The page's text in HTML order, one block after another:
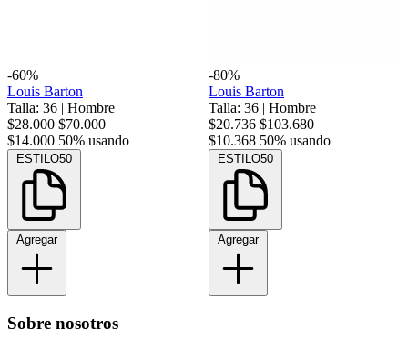
-60%
Louis Barton
Talla: 36 | Hombre
$28.000 $70.000
$14.000 50% usando
ESTILO50
Agregar
-80%
Louis Barton
Talla: 36 | Hombre
$20.736 $103.680
$10.368 50% usando
ESTILO50
Agregar
Sobre nosotros